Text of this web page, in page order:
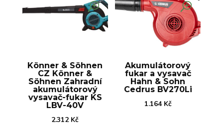
Könner & Söhnen
CZ Könner &
Söhnen Zahradní
akumulátorový
vysavač-fukar KS
LBV-40V
2.312 Kč
Akumulátorový
fukar a vysavač
Hahn & Sohn
Cedrus BV270Li
1.164 Kč